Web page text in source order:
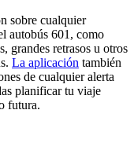
sobre cualquier
autobús 601, como
grandes retrasos u otros
La aplicación también
de cualquier alerta
planificar tu viaje
futura.